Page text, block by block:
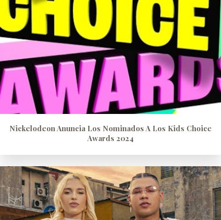
Nickelodeon Anuncia Los Nominados A Los Kids Choice
Awards 2024